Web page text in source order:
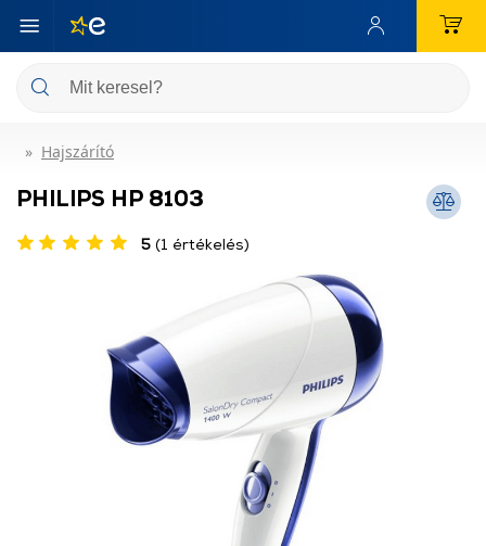
Hajszárító
PHILIPS HP 8103
5 (1 értékelés)